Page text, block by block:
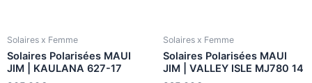
Solaires x Femme
Solaires Polarisées MAUI
JIM | KAULANA 627-17
Solaires x Femme
Solaires Polarisées MAUI
JIM | VALLEY ISLE MJ780 14